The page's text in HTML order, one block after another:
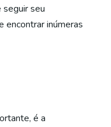
seu
encontrar inúmeras
é a